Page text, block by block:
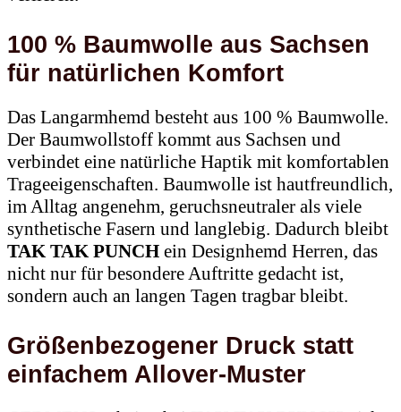
100 % Baumwolle aus Sachsen
für natürlichen Komfort
Der Baumwollstoff kommt aus Sachsen und
verbindet eine natürliche Haptik mit komfortablen
Trageeigenschaften. Baumwolle ist hautfreundlich,
im Alltag angenehm, geruchsneutraler als viele
synthetische Fasern und langlebig. Dadurch bleibt
TAK TAK PUNCH ein Designhemd Herren, das
nicht nur für besondere Auftritte gedacht ist,
sondern auch an langen Tagen tragbar bleibt.
Größenbezogener Druck statt
einfachem Allover-Muster